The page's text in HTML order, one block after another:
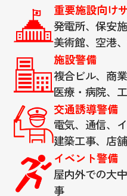
重要施設向け
発電所、保安
美術館、空港
施設警備
複合ビル、商
医療・病院、
交通誘導警備
電気、通信、
建築工事、店
イベント警備
屋内外での大
事